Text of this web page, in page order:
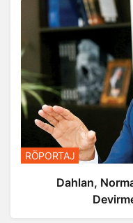
RÖPORTAJ
Dahlan,